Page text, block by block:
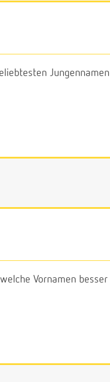
Jungennamen
Vornamen besser